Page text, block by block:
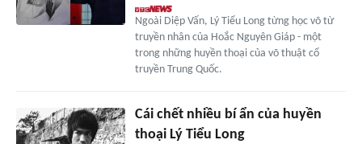
Ngoài Diệp Vấn, Lý Tiểu Long từng học võ từ
truyền nhân của Hoắc Nguyên Giáp - một
trong những huyền thoại của võ thuật cổ
truyền Trung Quốc.
Cái chết nhiều bí ẩn của huyền
thoại Lý Tiểu Long